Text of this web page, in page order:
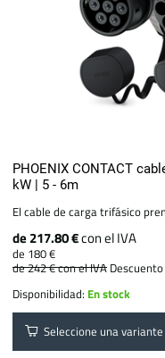
PHOENIX CONTACT
kW | 5 - 6m
El cable de carga trifásico
de 217.80 €con el IVA
de 180 €
de 242 €con el IVA Descuento
Disponibilidad: En stock
Seleccione una variante